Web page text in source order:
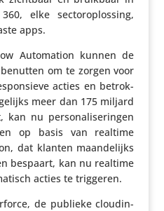
elke sector­op­los­sing,
apps.
Auto­ma­tion kunnen de
om te zorgen voor
acties en betrok­
meer dan 175 miljard
kan nu perso­na­li­se­ringen
op basis van realtime
dat klanten maan­de­lijks
bespaart, kan nu realtime
acties te triggeren.
de publieke cloud­in­